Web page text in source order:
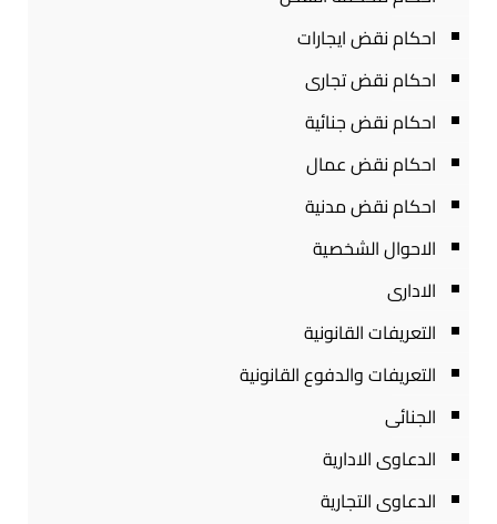
احكام نقض ايجارات
احكام نقض تجارى
احكام نقض جنائية
احكام نقض عمال
احكام نقض مدنية
الاحوال الشخصية
الادارى
التعريفات القانونية
التعريفات والدفوع القانونية
الجنائى
الدعاوى الادارية
الدعاوى التجارية